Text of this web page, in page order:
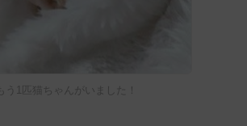
もう1匹猫ちゃんがいました！